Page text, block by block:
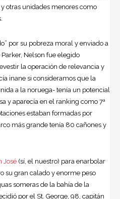
otras unidades menores como
por su pobreza moral y enviado a
Nelson fue elegido
la operación de relevancia y
inane si consideramos que la
a la noruega- tenía un potencial
y aparecía en el ranking como 7ª
estaban formadas por
más grande tenía 80 cañones y
José (sí, el nuestro) para enarbolar
su gran calado y enorme peso
someras de la bahía de la
por el St. George, 98, capitán